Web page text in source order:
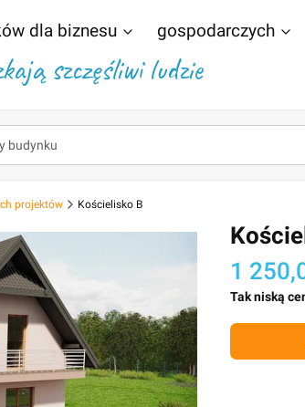
dla biznesu gospodarczych
szczęśliwi ludzie
projektów Kościelisko B
1
Tak niską